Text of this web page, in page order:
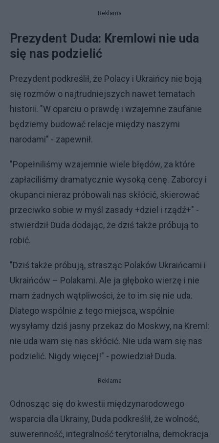
Reklama
Prezydent Duda: Kremlowi nie uda
się nas podzielić
Prezydent podkreślił, że Polacy i Ukraińcy nie boją
się rozmów o najtrudniejszych nawet tematach
historii. "W oparciu o prawdę i wzajemne zaufanie
będziemy budować relacje między naszymi
narodami" - zapewnił.
"Popełniliśmy wzajemnie wiele błędów, za które
zapłaciliśmy dramatycznie wysoką cenę. Zaborcy i
okupanci nieraz próbowali nas skłócić, skierować
przeciwko sobie w myśl zasady +dziel i rządź+" -
stwierdził Duda dodając, że dziś także próbują to
robić.
"Dziś także próbują, strasząc Polaków Ukraińcami i
Ukraińców – Polakami. Ale ja głęboko wierzę i nie
mam żadnych wątpliwości, że to im się nie uda.
Dlatego wspólnie z tego miejsca, wspólnie
wysyłamy dziś jasny przekaz do Moskwy, na Kreml:
nie uda wam się nas skłócić. Nie uda wam się nas
podzielić. Nigdy więcej!" - powiedział Duda.
Reklama
Odnosząc się do kwestii międzynarodowego
wsparcia dla Ukrainy, Duda podkreślił, że wolność,
suwerenność, integralność terytorialna, demokracja